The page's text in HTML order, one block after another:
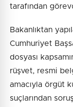
tarafından
Bakanlıktan
Cumhuriyet
dosyası
rüşvet, resmi
amacıyla örgüt
suçlarından